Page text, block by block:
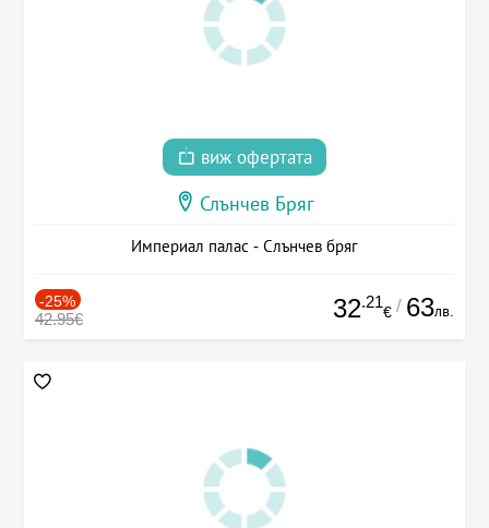
виж офертата
Слънчев Бряг
Империал палас - Слънчев бряг
-25%
42.95€ 32.21
€ / 63лв.